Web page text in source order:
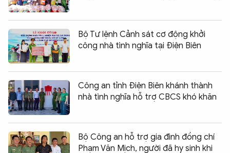
Bộ Tư lệnh Cảnh sát cơ động khởi
công nhà tình nghĩa tại Điện Biên
Công an tỉnh Điện Biên khánh thành
nhà tình nghĩa hỗ trợ CBCS khó khăn
Bộ Công an hỗ trợ gia đình đồng chí
Phạm Văn Mịch, người đã hy sinh khi